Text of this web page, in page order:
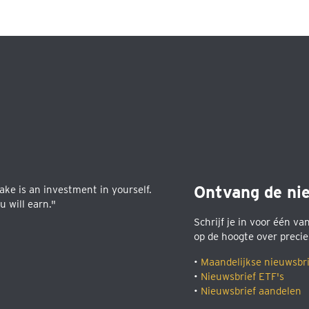
is an investment in yourself.
will earn."
Ontvang de
Schrijf je in voor één
op de hoogte over
• Maandelijkse
• Nieuwsbrief ETF's
• Nieuwsbrief aandelen